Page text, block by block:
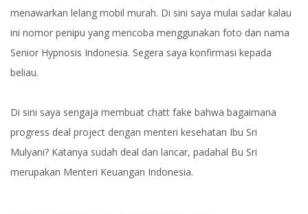
menawarkan lelang mobil murah. Di sini saya mulai sadar kalau
ini nomor penipu yang mencoba menggunakan foto dan nama
Senior Hypnosis Indonesia. Segera saya konfirmasi kepada
beliau.
Di sini saya sengaja membuat chatt fake bahwa bagaimana
progress deal project dengan menteri kesehatan Ibu Sri
Mulyani? Katanya sudah deal dan lancar, padahal Bu Sri
merupakan Menteri Keuangan Indonesia.